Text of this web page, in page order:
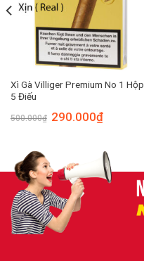
Xì Gà Villiger Premium No 1 Hộp
5 Điếu
500.000₫ 290.000₫